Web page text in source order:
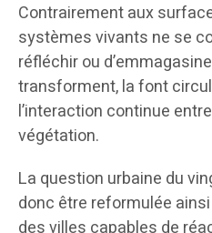
Contrairement aux
systèmes vivants ne se
réfléchir ou
transforment, la font
l’interaction continue
végétation.
La question urbaine du
donc être reformulée